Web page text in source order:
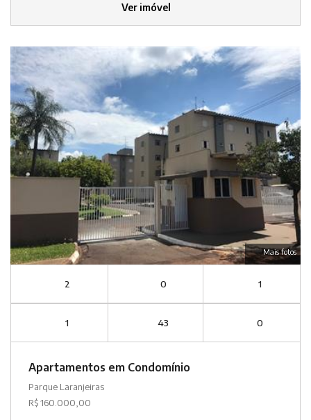
Ver imóvel
Mais fotos
2 0 1
1 43 0
Apartamentos em Condomínio
Parque Laranjeiras
R$ 160.000,00